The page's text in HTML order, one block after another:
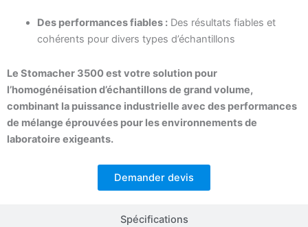
Spécifications
Des performances fiables :Des résultats fiables et
cohérents pour divers types d’échantillons
Le Stomacher 3500 est votre solution pour
l’homogénéisation d’échantillons de grand volume,
combinant la puissance industrielle avec des performances
de mélange éprouvées pour les environnements de
laboratoire exigeants.
Demander devis